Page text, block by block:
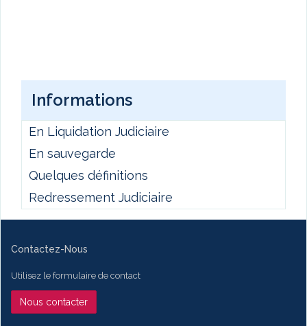
Informations
En Liquidation Judiciaire
En sauvegarde
Quelques définitions
Redressement Judiciaire
Contactez-Nous
Utilisez le formulaire de contact
Nous contacter